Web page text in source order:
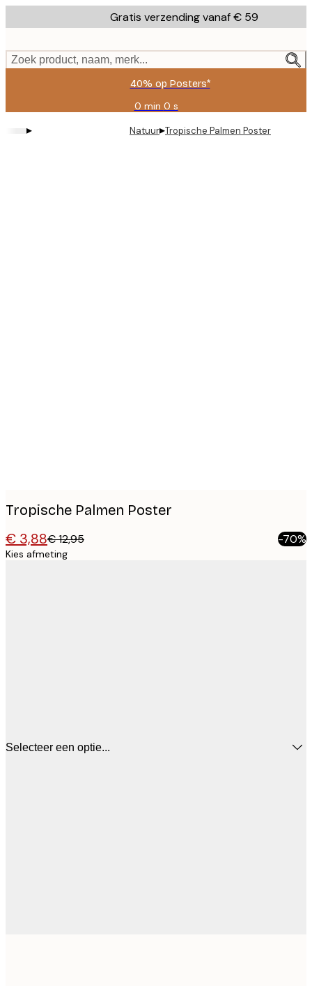
to
content.
Gratis verzending vanaf € 59
Zoek product, naam, merk...
40% op Posters*
0 min 0 s
Geldig
tot:
2026-
▸ Natuur▸Tropische Palmen Poster
Tropische Palmen Poster
€ 3,88€ 12,95 -70%
Kies afmeting
Selecteer een optie...